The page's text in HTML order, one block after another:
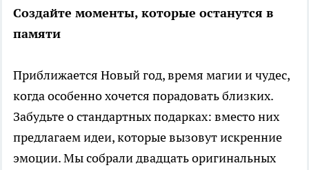
Создайте моменты, которые останутся в
памяти
Приближается Новый год, время магии и чудес,
когда особенно хочется порадовать близких.
Забудьте о стандартных подарках: вместо них
предлагаем идеи, которые вызовут искренние
эмоции. Мы собрали двадцать оригинальных